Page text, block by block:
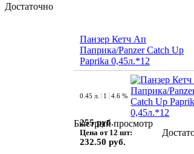
Достаточно
Панзер Кетч Ап
Паприка/Panzer Catch Up
Paprika 0,45л.*12
Быстрый просмотр
0.45 л. 1 4.6 %
255 руб.
Цена от 12 шт:
232.50 руб.